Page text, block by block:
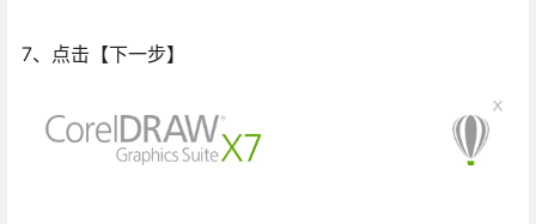
7、点击【下一步】